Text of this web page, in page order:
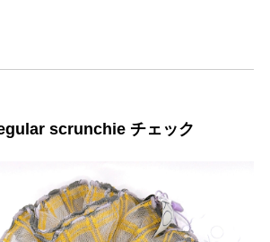
scrunchie チェック